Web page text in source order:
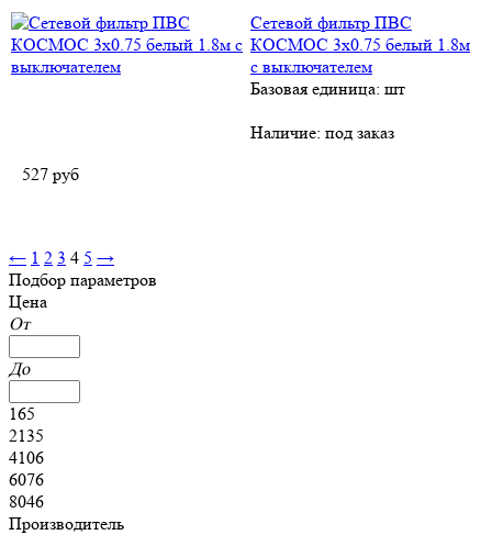
Сетевой фильтр ПВС
КОСМОС 3х0.75 белый 1.8м
с выключателем
Базовая единица: шт
Наличие: под заказ
527 руб
← 1 2 3 4 5 →
Подбор параметров
Цена
От
До
165
2135
4106
6076
8046
Производитель